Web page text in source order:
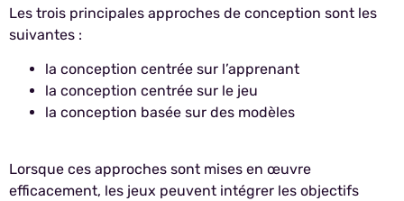
Les trois principales approches de conception sont les
suivantes :
la conception centrée sur l’apprenant
la conception centrée sur le jeu
la conception basée sur des modèles
Lorsque ces approches sont mises en œuvre
efficacement, les jeux peuvent intégrer les objectifs